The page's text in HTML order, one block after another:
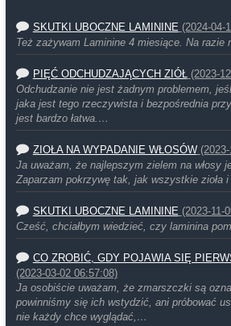
SKUTKI UBOCZNE LAMININE (2024-04-
Też zażywam Laminine 4 miesiące. Na razie
PIĘĆ ODCHUDZAJĄCYCH ZIÓŁ (2023-
Odchudzanie nie jest żadnym problemem,
jaka jest tego rzeczywista i bezpośrednia
jest bardzo łatwa.…
ZIOŁA NA WYPADANIE WŁOSÓW
Ja uważam, że najlepszym zielem na włosy
Zaparzam pokrzywę tak, jak wszystkie zioła
SKUTKI UBOCZNE LAMININE (2023-11-
Cześć, chciałbym wiedzieć, czy laminina
CO ZROBIĆ, GDY POJAWIA SIĘ
(2023-03-02 06:57:08)
Ja osobiście uważam, że zmarszczki są
powinniśmy się ich wstydzić, ani próbować
nie każdy chce wyglądać,…